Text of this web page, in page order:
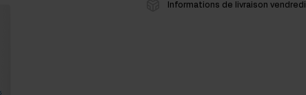
Informations de livraison vendredi